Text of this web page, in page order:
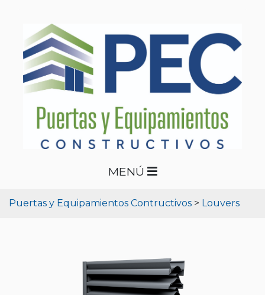
MENÚ
Puertas y Equipamientos Contructivos > Louvers